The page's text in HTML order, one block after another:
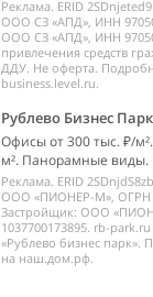
Реклама. ERID
ООО СЗ «АПД», ИНН
ООО СЗ «АПД», ИНН
привлечения средств
ДДУ. Не оферта.
business.level.ru.
Рублево Бизнес Парк
Офисы от 300 тыс. ₽/
м². Панорамные
Реклама. ERID
ООО «ПИОНЕР-М», ОГРН
Застройщик: ООО
1037700173895. rb-
«Рублево бизнес парк».
на наш.дом.рф.